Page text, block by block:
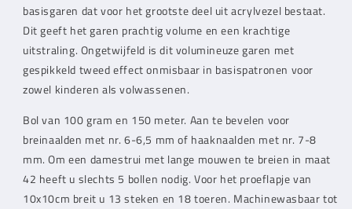
basisgaren dat voor het grootste deel uit acrylvezel bestaat.
Dit geeft het garen prachtig volume en een krachtige
uitstraling. Ongetwijfeld is dit volumineuze garen met
gespikkeld tweed effect onmisbaar in basispatronen voor
zowel kinderen als volwassenen.
Bol van 100 gram en 150 meter. Aan te bevelen voor
breinaalden met nr. 6-6,5 mm of haaknaalden met nr. 7-8
mm. Om een damestrui met lange mouwen te breien in maat
42 heeft u slechts 5 bollen nodig. Voor het proeflapje van
10x10cm breit u 13 steken en 18 toeren. Machinewasbaar tot